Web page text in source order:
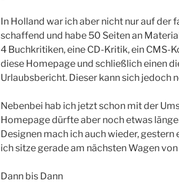
In Holland war ich aber nicht nur auf der
schaffend und habe 50 Seiten an
4 Buchkritiken, eine CD-Kritik, ein CMS-
diese Homepage und schließlich einen
Urlaubsbericht. Dieser kann sich jedoch
Nebenbei hab ich jetzt schon mit der
Homepage dürfte aber noch etwas
Designen mach ich auch wieder,
ich sitze gerade am nächsten Wagen von
Dann bis Dann